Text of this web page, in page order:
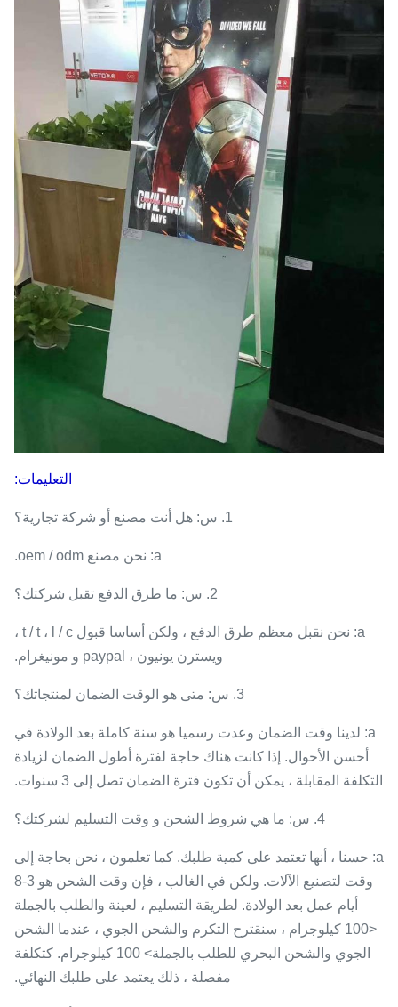
التعليمات:
1. س: هل أنت مصنع أو شركة تجارية؟
a: نحن مصنع oem / odm.
2. س: ما طرق الدفع تقبل شركتك؟
a: نحن نقبل معظم طرق الدفع ، ولكن أساسا قبول t / t ، l / c ،
ويسترن يونيون ، paypal و مونيغرام.
3. س: متى هو الوقت الضمان لمنتجاتك؟
a: لدينا وقت الضمان وعدت رسميا هو سنة كاملة بعد الولادة في
أحسن الأحوال. إذا كانت هناك حاجة لفترة أطول الضمان لزيادة
التكلفة المقابلة ، يمكن أن تكون فترة الضمان تصل إلى 3 سنوات.
4. س: ما هي شروط الشحن و وقت التسليم لشركتك؟
a: حسنا ، أنها تعتمد على كمية طلبك. كما تعلمون ، نحن بحاجة إلى
وقت لتصنيع الآلات. ولكن في الغالب ، فإن وقت الشحن هو 3-8
أيام عمل بعد الولادة. لطريقة التسليم ، لعينة والطلب بالجملة
<100 كيلوجرام ، سنقترح التكرم والشحن الجوي ، عندما الشحن
الجوي والشحن البحري للطلب بالجملة> 100 كيلوجرام. كتكلفة
مفصلة ، ذلك يعتمد على طلبك النهائي.